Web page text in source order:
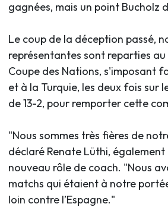
gagnées, mais un point Bucholz
Le coup de la déception passé,
représentantes sont reparties
Coupe des Nations, s'imposant
et à la Turquie, les deux fois sur
de 13-2, pour remporter cette
"Nous sommes très fières de
déclaré Renate Lüthi, également
nouveau rôle de coach. "Nous
matchs qui étaient à notre
loin contre l’Espagne."